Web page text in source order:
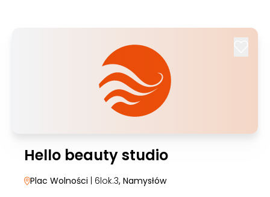
Hello beauty studio
Plac Wolności | 6lok.3, Namysłów